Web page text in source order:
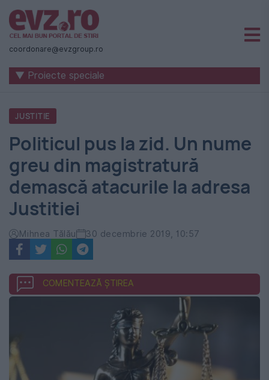
Știri
naționale
internaționale
România
-
Evenimentul
Zilei
coordonare@evzgroup.ro
▼ Proiecte speciale
JUSTITIE
Politicul pus la zid. Un nume
greu din magistratură
demască atacurile la adresa
Justitiei
Mihnea Tălău 30 decembrie 2019, 10:57
COMENTEAZĂ ȘTIREA